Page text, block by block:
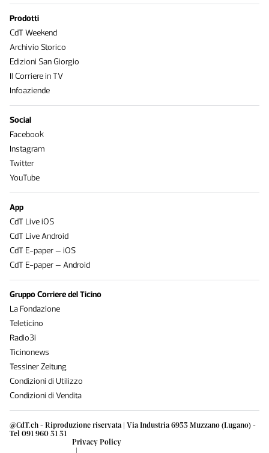
@CdT.ch - Riproduzione riservata | Via Industria 6933 Muzzano (Lugano) -
Tel 091 960 31 31
Privacy Policy
|
Prodotti
CdT Weekend
Archivio Storico
Edizioni San Giorgio
Il Corriere in TV
Infoaziende
Social
Facebook
Instagram
Twitter
YouTube
App
CdT Live iOS
CdT Live Android
CdT E-paper – iOS
CdT E-paper – Android
Gruppo Corriere del Ticino
La Fondazione
Teleticino
Radio3i
Ticinonews
Tessiner Zeitung
Condizioni di Utilizzo
Condizioni di Vendita